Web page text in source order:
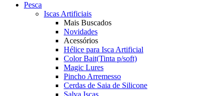
Pesca
Iscas Artificiais
Mais Buscados
Novidades
Acessórios
Hélice para Isca Artificial
Color Bait(Tinta p/soft)
Magic Lures
Pincho Arremesso
Cerdas de Saia de Silicone
Salva Iscas